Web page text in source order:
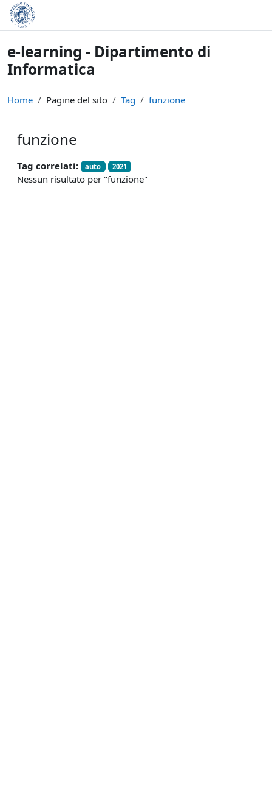
Vai al contenuto principale
e-learning - Dipartimento di
Informatica
Home Pagine del sito Tag funzione
funzione
Tag correlati: auto 2021
Nessun risultato per "funzione"